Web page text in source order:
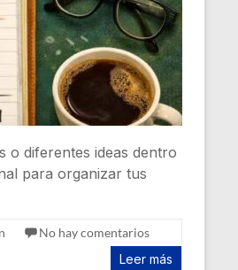
o diferentes ideas dentro
para organizar tus
No hay comentarios
Leer más